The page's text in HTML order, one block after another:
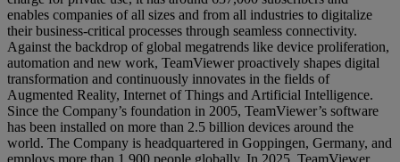
enables companies of all sizes and from all industries to digitalize
their business-critical processes through seamless connectivity.
Against the backdrop of global megatrends like device proliferation,
automation and new work, TeamViewer proactively shapes digital
transformation and continuously innovates in the fields of
Augmented Reality, Internet of Things and Artificial Intelligence.
Since the Company’s foundation in 2005, TeamViewer’s software
has been installed on more than 2.5 billion devices around the
world. The Company is headquartered in Goppingen, Germany, and
employs more than 1,900 people globally. In 2025, TeamViewer